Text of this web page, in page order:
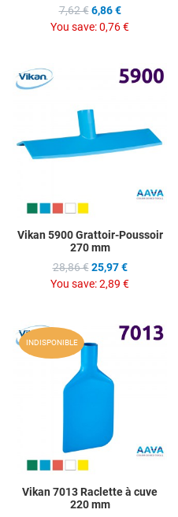
7,62 € 6,86 €
You save:0,76 €
Add to Wishlist
Quick View
Vikan 5900 Grattoir-Poussoir
270 mm
28,86 € 25,97 €
You save:2,89 €
Add to Wishlist
INDISPONIBLE
Vikan 7013 Raclette à cuve
220 mm